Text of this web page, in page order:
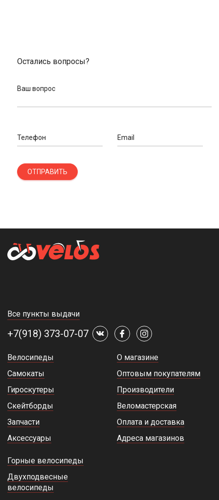
Остались вопросы?
Ваш вопрос
Телефон Email
ОТПРАВИТЬ
Все пункты выдачи
+7(918) 373-07-07
Велосипеды
Самокаты
Гироскутеры
Скейтборды
Запчасти
Аксессуары
О магазине
Оптовым покупателям
Производители
Веломастерская
Оплата и доставка
Адреса магазинов
Горные велосипеды
Двухподвесные
велосипеды